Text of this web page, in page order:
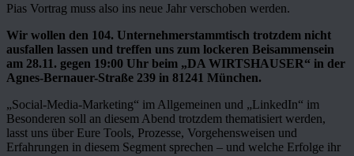
Pias Vortrag muss also ins neue Jahr verschoben werden.
Wir wollen den 104. Unternehmerstammtisch trotzdem nicht
ausfallen lassen und treffen uns zum lockeren Beisammensein
am 28.11. gegen 19:00 Uhr beim „DA WIRTSHAUSER“ in der
Agnes-Bernauer-Straße 239 in 81241 München.
„Social-Media-Marketing“ im Allgemeinen und „LinkedIn“ im
Besonderen soll an diesem Abend trotzdem thematisiert werden,
lasst uns über Eure Tools, Prozesse, Vorgehensweisen und
Erfahrungen in diesem Segment sprechen – und welche Erfolge ihr